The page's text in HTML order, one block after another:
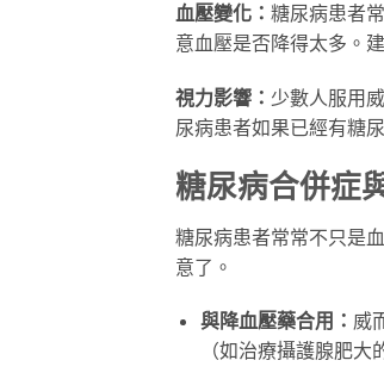
血壓變化： 糖尿病患者
意血壓是否降得太多。
視力影響： 少數人服用
尿病患者如果已經有糖
糖尿病合併症
糖尿病患者常常不只是
意了。
與降血壓藥合用： 威
（如治療攝護腺肥